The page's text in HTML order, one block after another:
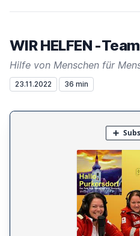
WIR HELFEN -
Hilfe von Menschen für
23.11.2022 36 min